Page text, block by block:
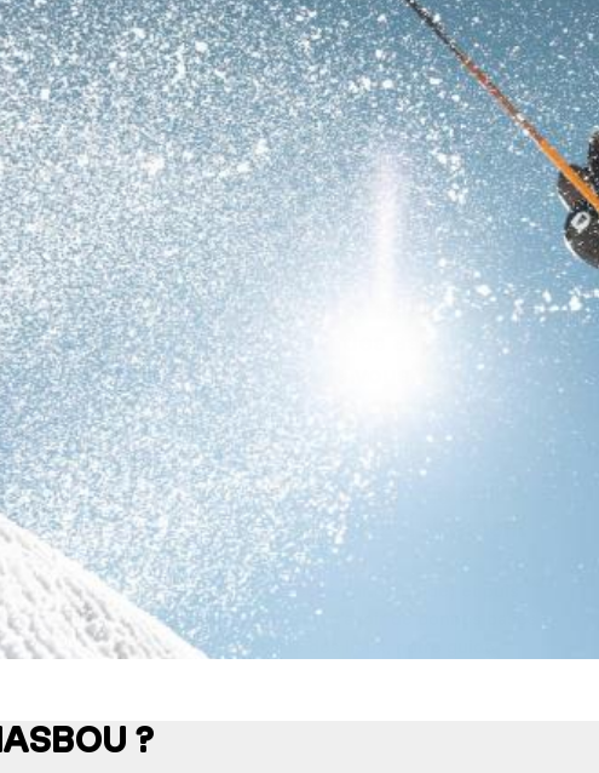
aux sorties ski de rando, vous prenez plaisir
peu convoitées, ce blog est fait pour
que nombreux sont les skieurs qui se
être bien alerté sur bien des aspects dont
tâcher dans cet article de vous donner un
ZAG skis pour que vos sorties soient
sécurité !
blog de revoir ensemble tout ce que doit
et de freeride pour évoluer sereinement
vérifier les acquis (ici checké par un guide) et puis
par un petit arrêt au stand, afin d’avoir de bonnes bases
accompagnés de notre habitué des lieux, notre guide
?